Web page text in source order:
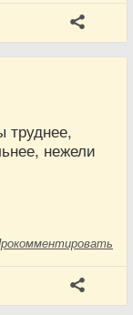
труднее,
нежели